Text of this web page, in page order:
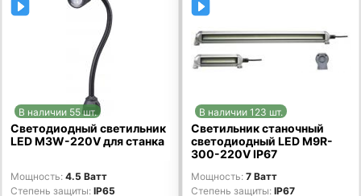
В наличии 55 шт.
Светодиодный светильник
LED M3W-220V для станка
Мощность 4.5 Ватт
Степень защиты IP65
В наличии 123 шт.
Светильник станочный
светодиодный LED M9R-
300-220V IP67
Мощность 7 Ватт
Степень защиты IP67